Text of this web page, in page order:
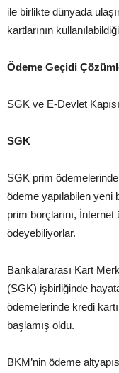
ile birlikte dünyada
kartlarının
Ödeme Geçidi
SGK ve E-Devlet
SGK
SGK prim
ödeme yapılabilen yeni
prim borçlarını,
ödeyebiliyorlar.
Bankalararası Kart
(SGK) işbirliğinde
ödemelerinde kredi
başlamış oldu.
BKM’nin ödeme